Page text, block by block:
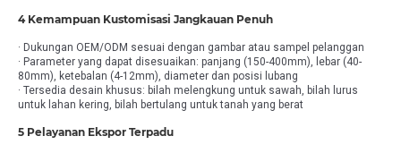
4 Kemampuan Kustomisasi Jangkauan Penuh
· Dukungan OEM/ODM sesuai dengan gambar atau sampel pelanggan
· Parameter yang dapat disesuaikan: panjang (150-400mm), lebar (40-
80mm), ketebalan (4-12mm), diameter dan posisi lubang
· Tersedia desain khusus: bilah melengkung untuk sawah, bilah lurus
untuk lahan kering, bilah bertulang untuk tanah yang berat
5 Pelayanan Ekspor Terpadu